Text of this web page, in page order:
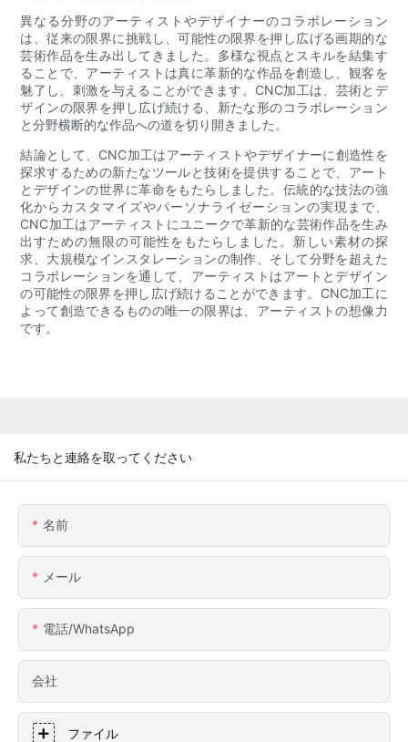
異なる分野のアーティストやデザイナーのコラボレーション
は、従来の限界に挑戦し、可能性の限界を押し広げる画期的な
芸術作品を生み出してきました。多様な視点とスキルを結集す
ることで、アーティストは真に革新的な作品を創造し、観客を
魅了し、刺激を与えることができます。CNC加工は、芸術とデ
ザインの限界を押し広げ続ける、新たな形のコラボレーション
と分野横断的な作品への道を切り開きました。
結論として、CNC加工はアーティストやデザイナーに創造性を
探求するための新たなツールと技術を提供することで、アート
とデザインの世界に革命をもたらしました。伝統的な技法の強
化からカスタマイズやパーソナライゼーションの実現まで、
CNC加工はアーティストにユニークで革新的な芸術作品を生み
出すための無限の可能性をもたらしました。新しい素材の探
求、大規模なインスタレーションの制作、そして分野を超えた
コラボレーションを通して、アーティストはアートとデザイン
の可能性の限界を押し広げ続けることができます。CNC加工に
よって創造できるものの唯一の限界は、アーティストの想像力
です。
私たちと連絡を取ってください
名前
メール
電話/WhatsApp
会社
ファイル